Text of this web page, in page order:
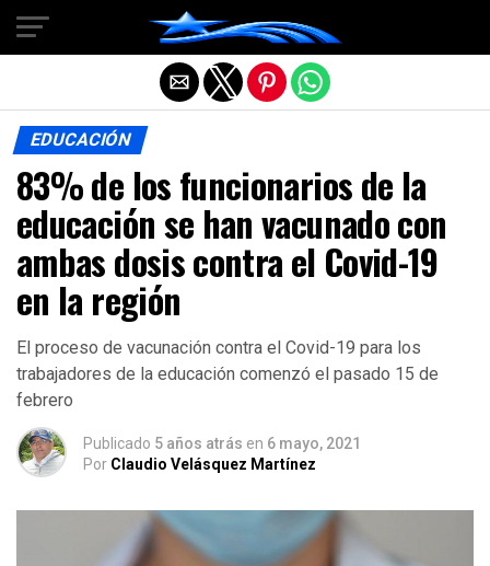
EDUCACIÓN
83% de los funcionarios de la
educación se han vacunado con
ambas dosis contra el Covid-19
en la región
El proceso de vacunación contra el Covid-19 para los
trabajadores de la educación comenzó el pasado 15 de
febrero
Publicado 5 años atrás en 6 mayo, 2021
Por Claudio Velásquez Martínez
Salir de la versión móvil